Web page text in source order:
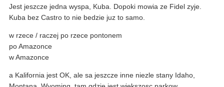
Jest jeszcze jedna wyspa, Kuba. Dopoki mowia ze Fidel zyje.
Kuba bez Castro to nie bedzie juz to samo.
w rzece / raczej po rzece pontonem
po Amazonce
w Amazonce
a Kalifornia jest OK, ale sa jeszcze inne niezle stany Idaho,